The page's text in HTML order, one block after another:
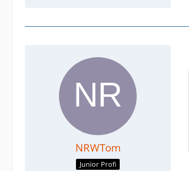
NRWTom
Junior Profi